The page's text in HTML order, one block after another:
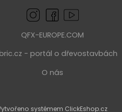
QFX-EUROPE.COM
- portál o dřevostavbách
O nás
systémem ClickEshop.cz